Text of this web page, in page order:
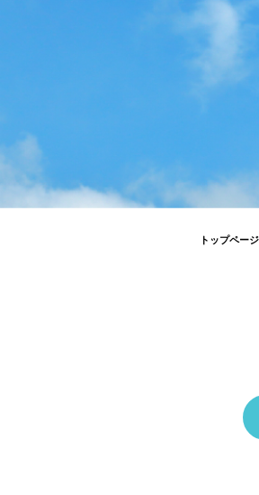
察会
7月19日(日)
【北中
2026.07.17
2026.03.19
がとうござい
2025.10.01
2026.04.03
2023.03.26
トップページ